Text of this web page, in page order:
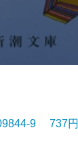
9 737